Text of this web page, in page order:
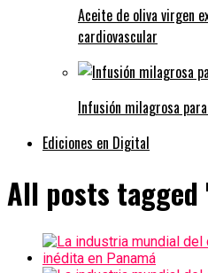
Aceite de oliva virgen
cardiovascular
Infusión milagrosa
Ediciones en Digital
All posts